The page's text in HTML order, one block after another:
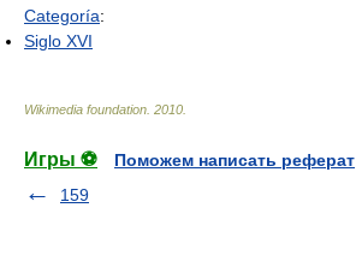
Categoría:
Siglo XVI
Wikimedia foundation 2010
Игры ⚽
Поможем написать реферат
159